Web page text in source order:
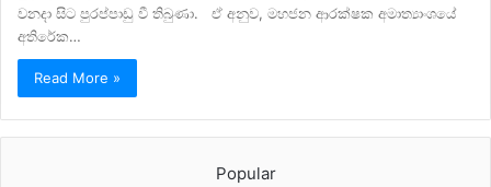
වනදා සිට පුරප්පාඩු වී තිබුණා. ඒ අනුව, මහජන ආරක්ෂක අමාත්‍යාංශයේ
අතිරේක…
Read More »
Popular